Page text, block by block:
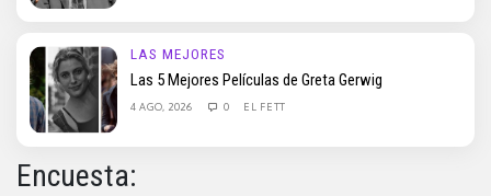
LAS MEJORES
Las 5 Mejores Películas de Greta Gerwig
4 AGO, 2026 0 EL FETT
Encuesta: